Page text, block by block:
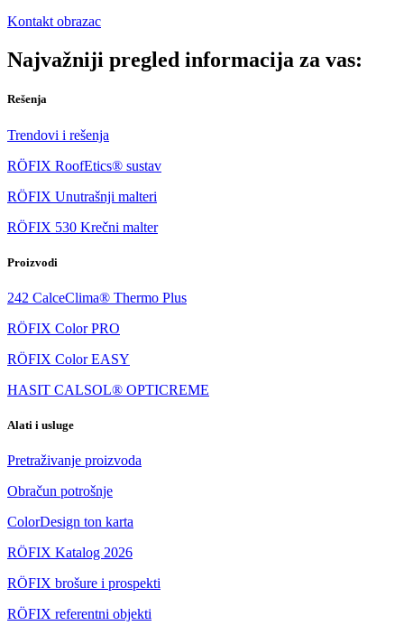
Kontakt obrazac
Najvažniji pregled informacija za vas:
Rešenja
Trendovi i rešenja
RÖFIX RoofEtics® sustav
RÖFIX Unutrašnji malteri
RÖFIX 530 Krečni malter
Proizvodi
242 CalceClima® Thermo Plus
RÖFIX Color PRO
RÖFIX Color EASY
HASIT CALSOL® OPTICREME
Alati i usluge
Pretraživanje proizvoda
Obračun potrošnje
ColorDesign ton karta
RÖFIX Katalog 2026
RÖFIX brošure i prospekti
RÖFIX referentni objekti